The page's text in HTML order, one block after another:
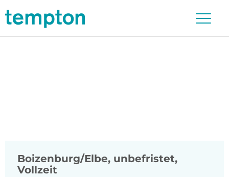
Boizenburg/Elbe, unbefristet,
Vollzeit